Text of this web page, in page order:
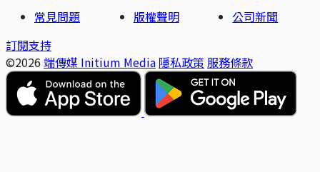
常見問題
版權聲明
公司新聞
訂閱支持
©2026 端傳媒 Initium Media 隱私政策 服務條款